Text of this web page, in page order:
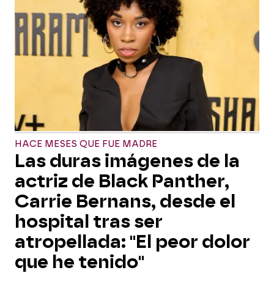
HACE MESES QUE FUE MADRE
Las duras imágenes de la
actriz de Black Panther,
Carrie Bernans, desde el
hospital tras ser
atropellada: "El peor dolor
que he tenido"